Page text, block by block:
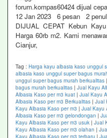
forum.kompas60424 dijual
12 Jan 2023 6 pesan ‎2
DIJUAL CEPAT Kebun
Harga 60rb m2. Kami
Cianjur,
Tag : Harga kayu albasia kaso unggul
albasia kaso unggul super bagus
unggul super bagus murah berkualitas |
bagus murah berkualitas | Jual Kayu
Albasia Kaso per m3 kuat | Jual Kayu
Albasia Kaso per m3 Berkualitas | Jual
Kayu Albasia Kaso per m3 | Jual Kayu
Albasia Kaso per m3 gelondongan |
Kayu Albasia Kaso per m3 usuk | Jual
Kayu Albasia Kaso per m3 olahan |
Kayu Albasia Kaso per m3 terbaru |